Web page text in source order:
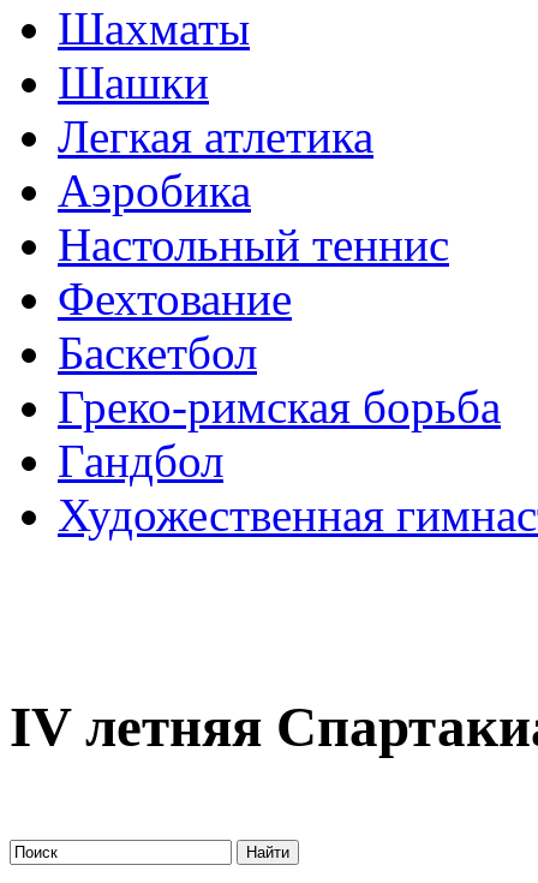
Шахматы
Шашки
Легкая атлетика
Аэробика
Настольный теннис
Фехтование
Баскетбол
Греко-римская борьба
Гандбол
Художественная
IV летняя